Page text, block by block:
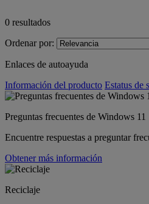
0 resultados
Ordenar por:
Enlaces de autoayuda
Información del producto Estatus de
Preguntas frecuentes de Windows 11
Encuentre respuestas a preguntar
Obtener más información
Reciclaje